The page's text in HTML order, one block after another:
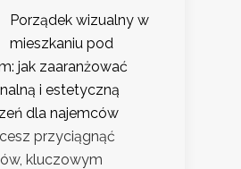
Porządek wizualny w
mieszkaniu pod
jak zaaranżować
i estetyczną
dla najemców
przyciągnąć
kluczowym